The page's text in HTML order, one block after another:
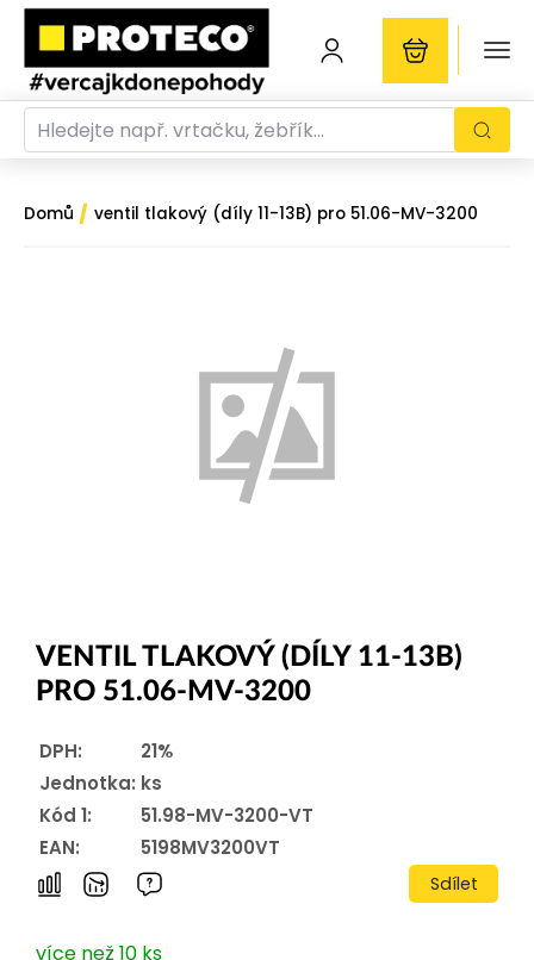
Domů / ventil tlakový (díly 11-13B) pro 51.06-MV-3200
VENTIL TLAKOVÝ (DÍLY 11-13B)
PRO 51.06-MV-3200
DPH:
21%
Jednotka: ks
Kód 1:
51.98-MV-3200-VT
EAN:
5198MV3200VT
Sdílet
více než 10 ks